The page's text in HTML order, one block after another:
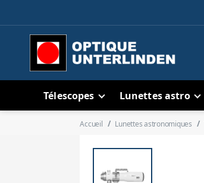
Télescopes Lunettes astro
Accueil Lunettes astronomiques